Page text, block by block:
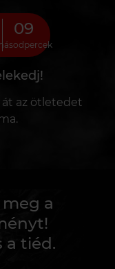
08
át az ötletedet
meg a
a tiéd.